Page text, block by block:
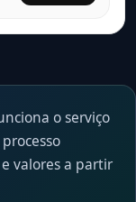
o serviço
valores a partir